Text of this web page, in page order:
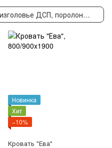
Деревянный каркас (сосна), изголовье ДСП, поролон, ткань, синтепон.
Новинка
Хит
−10%
Кровать "Ева"